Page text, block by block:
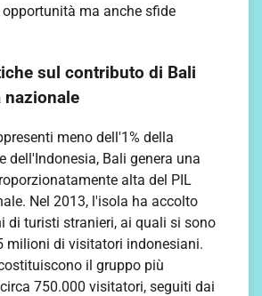
ma anche sfide
sul contributo di Bali
nazionale
meno dell'1% della
dell'Indonesia, Bali genera una
alta del PIL
Nel 2013, l'isola ha accolto
di turisti stranieri, ai quali si sono
milioni di visitatori indonesiani.
il gruppo più
750.000 visitatori, seguiti dai